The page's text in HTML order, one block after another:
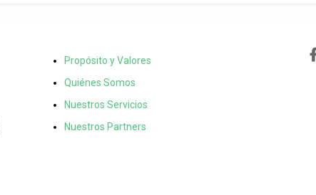
Propósito y Valores
Quiénes Somos
Nuestros Servicios
Nuestros Partners